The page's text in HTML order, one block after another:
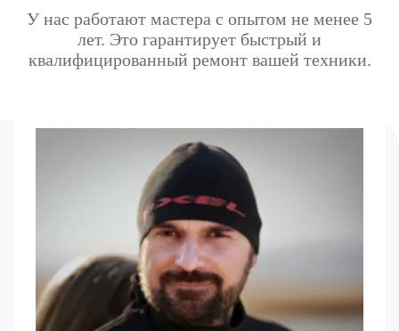
У нас работают мастера с опытом не менее 5
лет. Это гарантирует быстрый и
квалифицированный ремонт вашей техники.